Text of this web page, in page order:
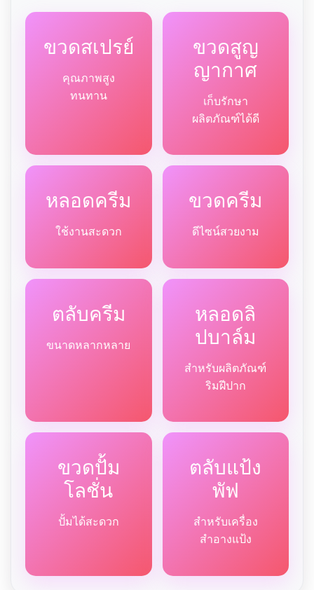
ขวดสเปรย์
คุณภาพสูง
ทนทาน
ขวดสูญ
ญากาศ
เก็บรักษา
ผลิตภัณฑ์ได้ดี
หลอดครีม
ใช้งานสะดวก
ขวดครีม
ดีไซน์สวยงาม
ตลับครีม
ขนาดหลากหลาย
หลอดลิ
ปบาล์ม
สำหรับผลิตภัณฑ์
ริมฝีปาก
ขวดปั้ม
โลชั่น
ปั้มได้สะดวก
ตลับแป้ง
พัฟ
สำหรับเครื่อง
สำอางแป้ง